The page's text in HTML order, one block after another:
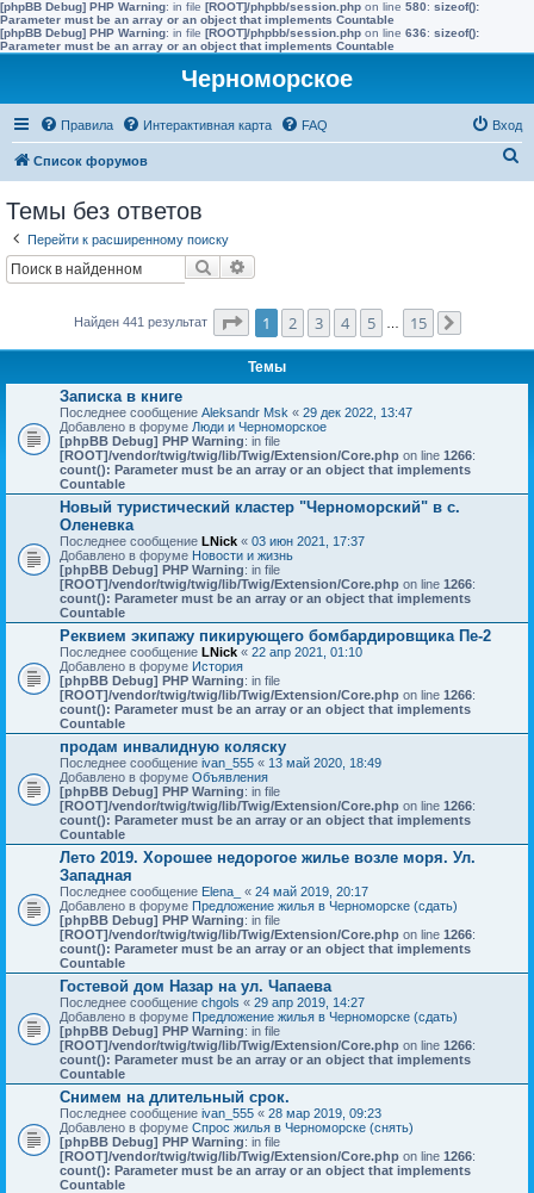
[phpBB Debug] PHP Warning: in file [ROOT]/phpbb/session.php on line 580: sizeof():
Parameter must be an array or an object that implements Countable
[phpBB Debug] PHP Warning: in file [ROOT]/phpbb/session.php on line 636: sizeof():
Parameter must be an array or an object that implements Countable
Черноморское
Правила Интерактивная карта FAQ Вход
Список форумов
Темы без ответов
Перейти к расширенному поиску
Поиск
Найден 441 результат Страница1 из
1 2 3 4 5 15
Темы
Записка в книге
Последнее сообщение Aleksandr Msk « 29 дек 2022, 13:47
Добавлено в форуме Люди и Черноморское
[phpBB Debug] PHP Warning: in file
[ROOT]/vendor/twig/twig/lib/Twig/Extension/Core.php on line 1266:
count(): Parameter must be an array or an object that implements
Countable
Новый туристический кластер "Черноморский" в с.
Оленевка
Последнее сообщение LNick « 03 июн 2021, 17:37
Добавлено в форуме Новости и жизнь
[phpBB Debug] PHP Warning: in file
[ROOT]/vendor/twig/twig/lib/Twig/Extension/Core.php on line 1266:
count(): Parameter must be an array or an object that implements
Countable
Реквием экипажу пикирующего бомбардировщика Пе-2
Последнее сообщение LNick « 22 апр 2021, 01:10
Добавлено в форуме История
[phpBB Debug] PHP Warning: in file
[ROOT]/vendor/twig/twig/lib/Twig/Extension/Core.php on line 1266:
count(): Parameter must be an array or an object that implements
Countable
продам инвалидную коляску
Последнее сообщение ivan_555 « 13 май 2020, 18:49
Добавлено в форуме Объявления
[phpBB Debug] PHP Warning: in file
[ROOT]/vendor/twig/twig/lib/Twig/Extension/Core.php on line 1266:
count(): Parameter must be an array or an object that implements
Countable
Лето 2019. Хорошее недорогое жилье возле моря. Ул.
Западная
Последнее сообщение Elena_ « 24 май 2019, 20:17
Добавлено в форуме Предложение жилья в Черноморске (сдать)
[phpBB Debug] PHP Warning: in file
[ROOT]/vendor/twig/twig/lib/Twig/Extension/Core.php on line 1266:
count(): Parameter must be an array or an object that implements
Countable
Гостевой дом Назар на ул. Чапаева
Последнее сообщение chgols « 29 апр 2019, 14:27
Добавлено в форуме Предложение жилья в Черноморске (сдать)
[phpBB Debug] PHP Warning: in file
[ROOT]/vendor/twig/twig/lib/Twig/Extension/Core.php on line 1266:
count(): Parameter must be an array or an object that implements
Countable
Снимем на длительный срок.
Последнее сообщение ivan_555 « 28 мар 2019, 09:23
Добавлено в форуме Спрос жилья в Черноморске (снять)
[phpBB Debug] PHP Warning: in file
[ROOT]/vendor/twig/twig/lib/Twig/Extension/Core.php on line 1266:
count(): Parameter must be an array or an object that implements
Countable